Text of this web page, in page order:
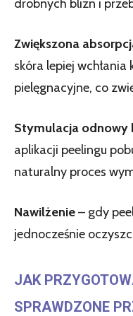
drobnych blizn i
Zwiększona
skóra lepiej
pielęgnacyjne, co
Stymulacja odnowy
aplikacji peelingu
naturalny proces
Nawilżenie– gdy
jednocześnie
JAK
SPRAWDZONE